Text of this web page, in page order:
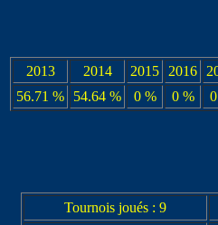
2013
2014 2015 2016
56.71 %
54.64 % 0 % 0 %
Tournois joués : 9